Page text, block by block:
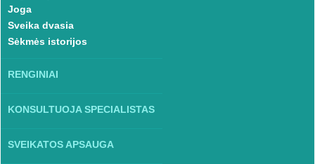
Joga
Sveika dvasia
Sėkmės istorijos
RENGINIAI
KONSULTUOJA SPECIALISTAS
SVEIKATOS APSAUGA